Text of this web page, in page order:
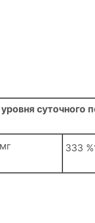
суточного
333 %